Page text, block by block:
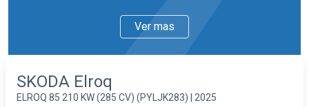
desempañable
Retrovisores plegables
ancho 48,3, 20,3 y 80S
Faros con lente de superficie compleja,
Ver mas
SKODA Elroq
ELROQ 85 210 KW (285 CV) (PYLJK283) | 2025